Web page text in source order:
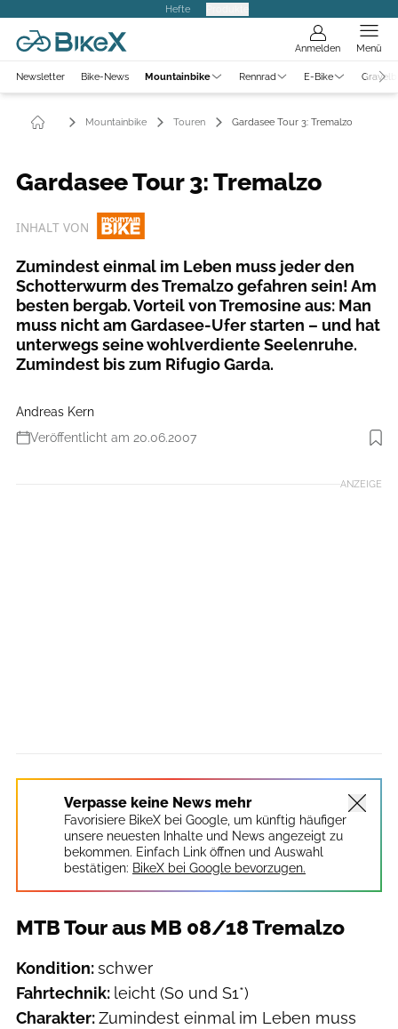
Hefte
Anmelden Menü
Newsletter Bike-News Mountainbike Rennrad E-Bike
Mountainbike Touren Gardasee Tour 3: Tremalzo
Gardasee Tour 3: Tremalzo
INHALT VON
Zumindest einmal im Leben muss jeder den
Schotterwurm des Tremalzo gefahren sein! Am
besten bergab. Vorteil von Tremosine aus: Man
muss nicht am Gardasee-Ufer starten – und hat
unterwegs seine wohlverdiente Seelenruhe.
Zumindest bis zum Rifugio Garda.
Andreas Kern
Veröffentlicht am 20.06.2007
Foto: Andreas Kern
ANZEIGE
Verpasse keine News mehr
Favorisiere BikeX bei Google, um künftig häufiger
unsere neuesten Inhalte und News angezeigt zu
bekommen. Einfach Link öffnen und Auswahl
bestätigen: BikeX bei Google bevorzugen.
MTB Tour aus MB 08/18 Tremalzo
Kondition:schwer
Fahrtechnik: leicht (S0 und S1*)
Charakter:Zumindest einmal im Leben muss